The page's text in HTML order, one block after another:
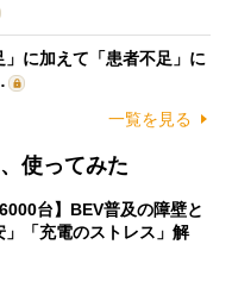
」に加えて「患者不足」に
一覧を見る
使ってみた
台】BEV普及の障壁と
「充電のストレス」解